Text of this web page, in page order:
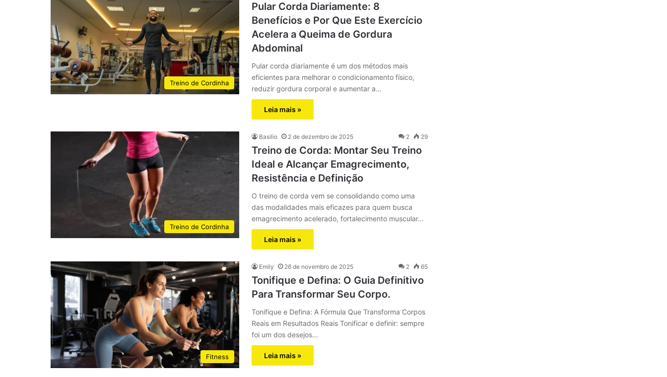
Treino de Cordinha
Pular Corda Diariamente: 8
Benefícios e Por Que Este Exercício
Acelera a Queima de Gordura
Abdominal
Pular corda diariamente é um dos métodos mais
eficientes para melhorar o condicionamento físico,
reduzir gordura corporal e aumentar a…
Leia mais »
Treino de Cordinha
Basilio 2 de dezembro de 2025 2 29
Treino de Corda: Montar Seu Treino
Ideal e Alcançar Emagrecimento,
Resistência e Definição
O treino de corda vem se consolidando como uma
das modalidades mais eficazes para quem busca
emagrecimento acelerado, fortalecimento muscular…
Leia mais »
Fitness
Emily 26 de novembro de 2025 2 65
Tonifique e Defina: O Guia Definitivo
Para Transformar Seu Corpo.
Tonifique e Defina: A Fórmula Que Transforma Corpos
Reais em Resultados Reais Tonificar e definir: sempre
foi um dos desejos…
Leia mais »